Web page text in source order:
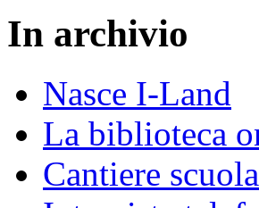
In archivio
Nasce I-Land
La biblioteca
Cantiere